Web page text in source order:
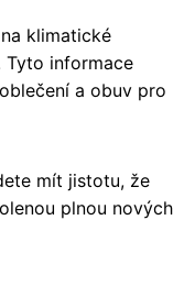
klimatické
Tyto informace
a obuv pro
mít jistotu, že
plnou nových